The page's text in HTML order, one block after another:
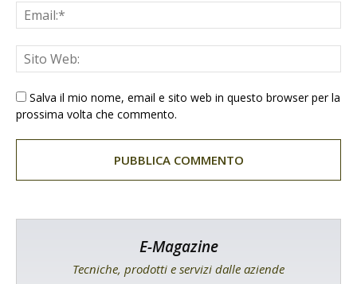
Salva il mio nome, email e sito web in questo browser per la
prossima volta che commento.
E-Magazine
Tecniche, prodotti e servizi dalle aziende